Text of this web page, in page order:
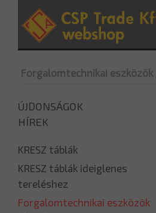
Forgalomtechnikai eszközök
ÚJDONSÁGOK
HÍREK
KRESZ táblák
KRESZ táblák ideiglenes
tereléshez
Forgalomtechnikai eszközök